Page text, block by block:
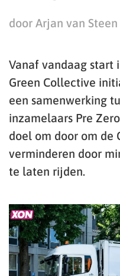
door Arjan van Steen
Vanaf vandaag start
Green Collective
een samenwerking
inzamelaars Pre
doel om door om de
verminderen door
te laten rijden.